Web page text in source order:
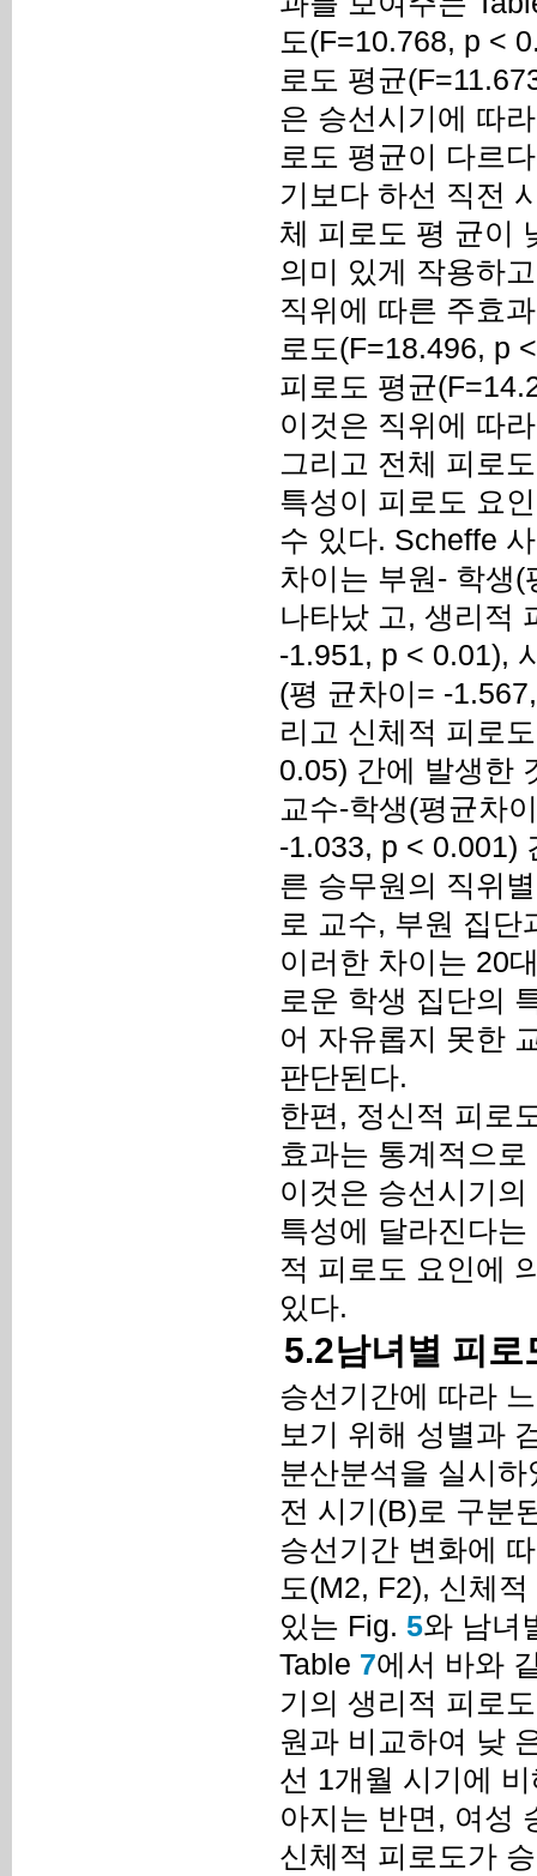
도(F=10.768, p <
로도 평균
은 승선시기에 따
로도 평균이 다르
기보다 하선 직전
체 피로도 평 균이
의미 있게 작용하
직위에 따른 주효
로도(F=18.496, p
피로도 평균
이것은 직위에 따
그리고 전체 피로
특성이 피로도 요
수 있다. Scheffe
차이는 부원- 학생
나타났 고, 생리적
-1.951, p < 0.01),
(평 균차이= -
리고 신체적 피로
0.05) 간에 발생한
교수-학생(평균차
-1.033, p < 0.001)
른 승무원의 직위
로 교수, 부원 집
이러한 차이는 20
로운 학생 집단의
어 자유롭지 못한
판단된다.
한편, 정신적 피로
효과는 통계적으
이것은 승선시기
특성에 달라진다
적 피로도 요인에
있다.
5.2남녀별 피로
승선기간에 따라
보기 위해 성별과
분산분석을 실시
전 시기(B)로 구분
승선기간 변화에
도(M2, F2), 신체
있는 Fig. 5와 남녀
Table 7에서 바와
기의 생리적 피로
원과 비교하여 낮
선 1개월 시기에
아지는 반면, 여성
신체적 피로도가